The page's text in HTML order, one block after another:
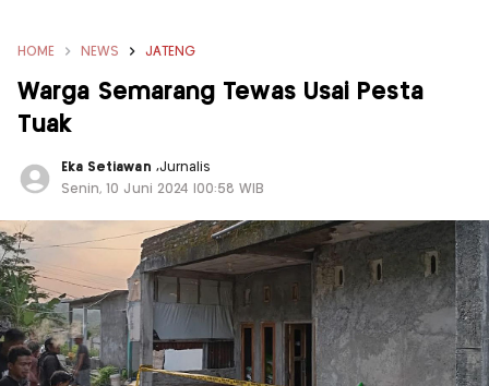
HOME NEWS JATENG
Warga Semarang Tewas Usai Pesta
Tuak
Eka Setiawan ,Jurnalis
Senin, 10 Juni 2024 |00:58 WIB